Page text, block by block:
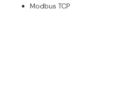
Modbus TCP